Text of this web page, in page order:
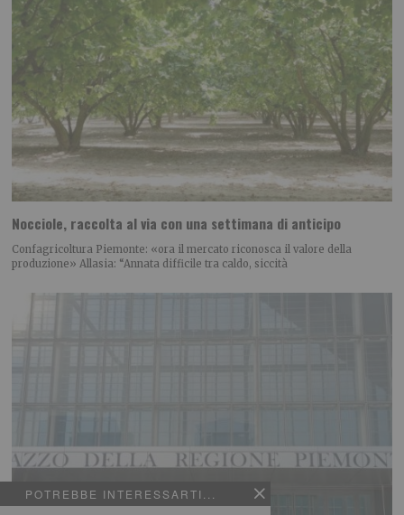
POTREBBE INTERESSARTI...
Nocciole, raccolta al via con una settimana di anticipo
Confagricoltura Piemonte: «ora il mercato riconosca il valore della
produzione» Allasia: “Annata difficile tra caldo, siccità